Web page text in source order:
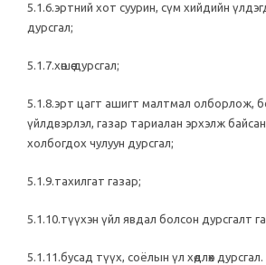
5.1.6.эртний хот суурин, сүм хийдийн
дурсгал;
5.1.7.хөшөө дурсгал;
5.1.8.эрт цагт ашигт малтмал олборлож,
үйлдвэрлэл, газар тариалан эрхэлж
холбогдох чулуун дурсгал;
5.1.9.тахилгат газар;
5.1.10.түүхэн үйл явдал болсон дурсгалт
5.1.11.бусад түүх, соёлын үл хөдлөх дурсгал.